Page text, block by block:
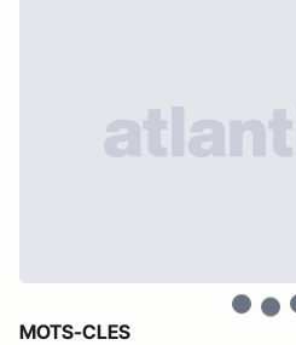
MOTS-CLES